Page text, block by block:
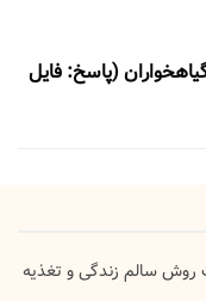
(پاسخ: فایل
سالم زندگی و تغذیه